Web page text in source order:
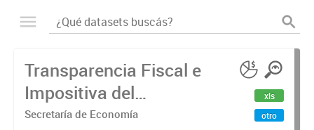
Transparencia Fiscal e
Impositiva del
Municipio. Año 2023
Secretaría de Economía
xls
otro